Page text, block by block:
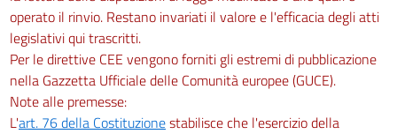
operato il rinvio. Restano invariati il valore e l'efficacia degli atti
legislativi qui trascritti.
Per le direttive CEE vengono forniti gli estremi di pubblicazione
nella Gazzetta Ufficiale delle Comunità europee (GUCE).
Note alle premesse:
L'art. 76 della Costituzionestabilisce che l'esercizio della